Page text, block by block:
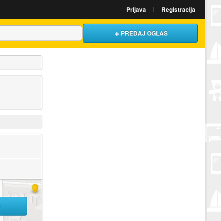
Prijava Registracija
PREDAJ OGLAS